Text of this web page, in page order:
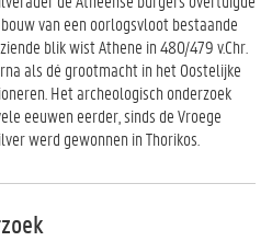
van een oorlogsvloot bestaande
blik wist Athene in 480/479 v.Chr.
als dé grootmacht in het Oostelijke
Het archeologisch onderzoek
eeuwen eerder, sinds de Vroege
werd gewonnen in Thorikos.